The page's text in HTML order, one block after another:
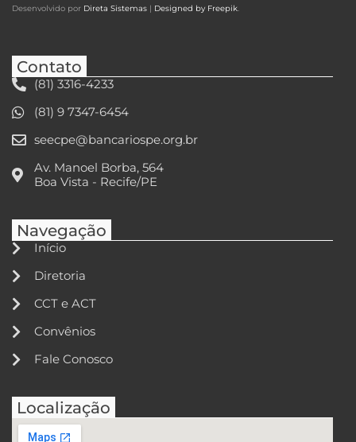
Desenvolvido por Direta Sistemas | Designed by Freepik
Contato
(81) 3316-4233
(81) 9 7347-6454
seecpe@bancariospe.org.br
Av. Manoel Borba, 564
Boa Vista - Recife/PE
Navegação
Início
Diretoria
CCT e ACT
Convênios
Fale Conosco
Localização